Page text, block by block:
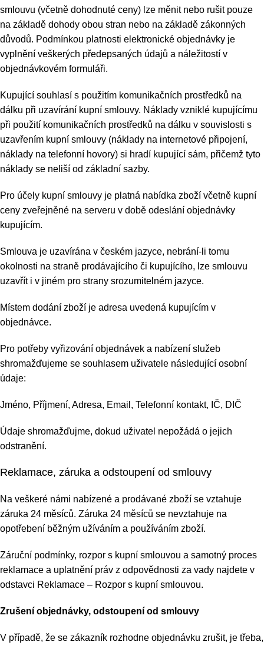
smlouvu (včetně dohodnuté ceny) lze měnit nebo rušit pouze
na základě dohody obou stran nebo na základě zákonných
důvodů. Podmínkou platnosti elektronické objednávky je
vyplnění veškerých předepsaných údajů a náležitostí v
objednávkovém formuláři.
Kupující souhlasí s použitím komunikačních prostředků na
dálku při uzavírání kupní smlouvy. Náklady vzniklé kupujícímu
při použití komunikačních prostředků na dálku v souvislosti s
uzavřením kupní smlouvy (náklady na internetové připojení,
náklady na telefonní hovory) si hradí kupující sám, přičemž tyto
náklady se neliší od základní sazby.
Pro účely kupní smlouvy je platná nabídka zboží včetně kupní
ceny zveřejněné na serveru v době odeslání objednávky
kupujícím.
Smlouva je uzavírána v českém jazyce, nebrání-li tomu
okolnosti na straně prodávajícího či kupujícího, lze smlouvu
uzavřít i v jiném pro strany srozumitelném jazyce.
Místem dodání zboží je adresa uvedená kupujícím v
objednávce.
Pro potřeby vyřizování objednávek a nabízení služeb
shromažďujeme se souhlasem uživatele následující osobní
údaje:
Jméno, Příjmení, Adresa, Email, Telefonní kontakt, IČ, DIČ
Údaje shromažďujme, dokud uživatel nepožádá o jejich
odstranění.
Reklamace, záruka a odstoupení od smlouvy
Na veškeré námi nabízené a prodávané zboží se vztahuje
záruka 24 měsíců. Záruka 24 měsíců se nevztahuje na
opotřebení běžným užíváním a používáním zboží.
Záruční podmínky, rozpor s kupní smlouvou a samotný proces
reklamace a uplatnění práv z odpovědnosti za vady najdete v
odstavci Reklamace – Rozpor s kupní smlouvou.
Zrušení objednávky, odstoupení od smlouvy
V případě, že se zákazník rozhodne objednávku zrušit, je třeba,